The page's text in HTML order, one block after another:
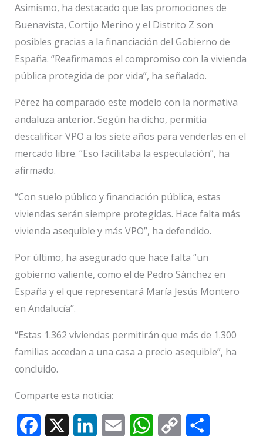
Asimismo, ha destacado que las promociones de
Buenavista, Cortijo Merino y el Distrito Z son
posibles gracias a la financiación del Gobierno de
España. “Reafirmamos el compromiso con la vivienda
pública protegida de por vida”, ha señalado.
Pérez ha comparado este modelo con la normativa
andaluza anterior. Según ha dicho, permitía
descalificar VPO a los siete años para venderlas en el
mercado libre. “Eso facilitaba la especulación”, ha
afirmado.
“Con suelo público y financiación pública, estas
viviendas serán siempre protegidas. Hace falta más
vivienda asequible y más VPO”, ha defendido.
Por último, ha asegurado que hace falta “un
gobierno valiente, como el de Pedro Sánchez en
España y el que representará María Jesús Montero
en Andalucía”.
“Estas 1.362 viviendas permitirán que más de 1.300
familias accedan a una casa a precio asequible”, ha
concluido.
Comparte esta noticia:
W